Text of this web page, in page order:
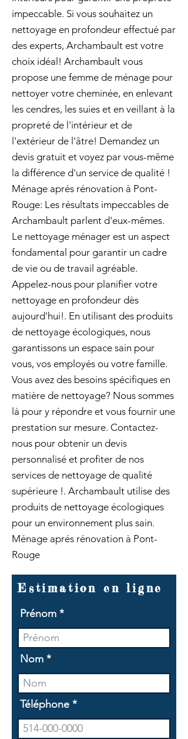
impeccable. Si vous souhaitez un
nettoyage en profondeur effectué par
des experts, Archambault est votre
choix idéal! Archambault vous
propose une femme de ménage pour
nettoyer votre cheminée, en enlevant
les cendres, les suies et en veillant à la
propreté de l'intérieur et de
l'extérieur de l'âtre! Demandez un
devis gratuit et voyez par vous-même
la différence d'un service de qualité !
Ménage aprés rénovation à Pont-
Rouge: Les résultats impeccables de
Archambault parlent d'eux-mêmes.
Le nettoyage ménager est un aspect
fondamental pour garantir un cadre
de vie ou de travail agréable.
Appelez-nous pour planifier votre
nettoyage en profondeur dès
aujourd'hui!. En utilisant des produits
de nettoyage écologiques, nous
garantissons un espace sain pour
vous, vos employés ou votre famille.
Vous avez des besoins spécifiques en
matière de nettoyage? Nous sommes
là pour y répondre et vous fournir une
prestation sur mesure. Contactez-
nous pour obtenir un devis
personnalisé et profiter de nos
services de nettoyage de qualité
supérieure !. Archambault utilise des
produits de nettoyage écologiques
pour un environnement plus sain.
Ménage aprés rénovation à Pont-
Rouge
Estimation en ligne
Prénom
Nom
Téléphone